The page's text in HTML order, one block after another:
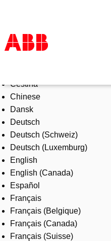
Products & Solutions
Industries
Services
About us
Where to buy
Contact us
Careers
Čeština
Chinese
Dansk
Deutsch
Deutsch (Schweiz)
Deutsch (Luxemburg)
English
English (Canada)
Español
Français
Français (Belgique)
Français (Canada)
Français (Suisse)